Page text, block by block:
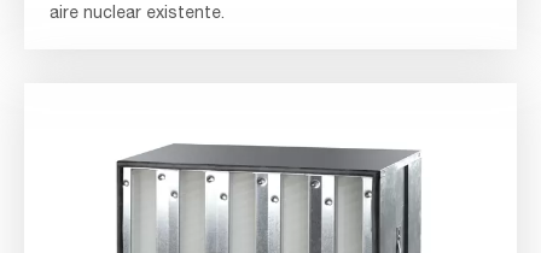
aire nuclear existente.